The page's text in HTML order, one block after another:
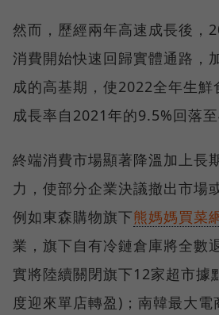
然而，歷經兩年高速成長後，
消費開始快速回歸實體通路，
成的高基期，使2022全年生鮮
成長率自2021年的9.5%回落至
終端消費市場顯著降溫加上長
力，使部分企業決議撤出市場
例如東森購物旗下熊媽媽買菜
業，旗下自有冷鏈倉庫將全數
實將陸續關閉旗下12家超市據
度迎來單店轉盈)；南韓最大